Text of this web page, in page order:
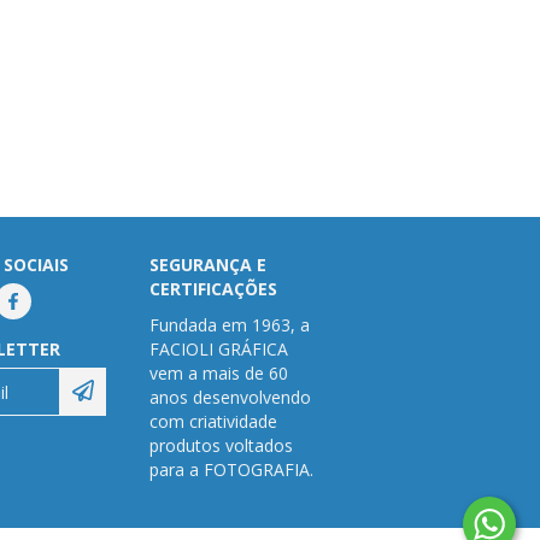
SOCIAIS
SEGURANÇA E
CERTIFICAÇÕES
Fundada em 1963, a
FACIOLI GRÁFICA
vem a mais de 60
anos desenvolvendo
com criatividade
produtos voltados
para a FOTOGRAFIA.